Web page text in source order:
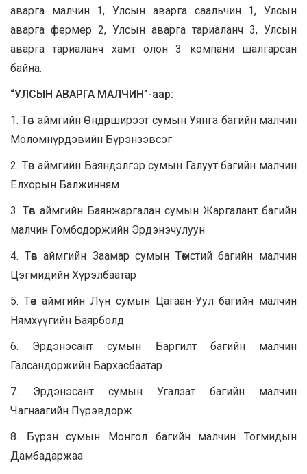
аварга малчин 1, Улсын аварга саальчин 1, Улсын
аварга фермер 2, Улсын аварга тариаланч 3, Улсын
аварга тариаланч хамт олон 3 компани шалгарсан
байна.
“УЛСЫН АВАРГА МАЛЧИН”-аар:
1. Төв аймгийн Өндөрширээт сумын Уянга багийн малчин
Моломнүрдэвийн Бүрэнзэвсэг
2. Төв аймгийн Баяндэлгэр сумын Галуут багийн малчин
Ёлхорын Балжинням
3. Төв аймгийн Баянжаргалан сумын Жаргалант багийн
малчин Гомбодоржийн Эрдэнэчулуун
4. Төв аймгийн Заамар сумын Төмстий багийн малчин
Цэгмидийн Хүрэлбаатар
5. Төв аймгийн Лүн сумын Цагаан-Уул багийн малчин
Нямхүүгийн Баярболд
6. Эрдэнэсант сумын Баргилт багийн малчин
Галсандоржийн Бархасбаатар
7. Эрдэнэсант сумын Угалзат багийн малчин
Чагнаагийн Пүрэвдорж
8. Бүрэн сумын Монгол багийн малчин Тогмидын
Дамбадаржаа